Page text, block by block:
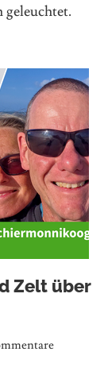
Zelt über